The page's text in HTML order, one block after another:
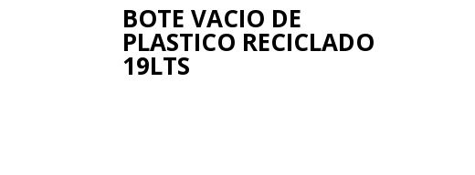
BOTE VACIO DE
PLASTICO RECICLADO
19LTS